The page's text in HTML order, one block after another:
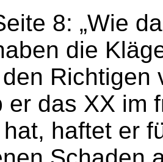
„Wie das
die
Richtigen
er das XX im
haftet er